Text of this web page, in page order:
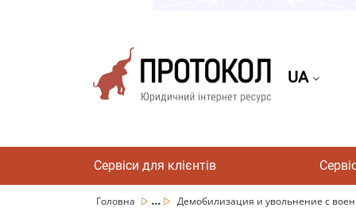
UA
Сервіси для клієнтів
Головна ... Демобилизация и увольнение с